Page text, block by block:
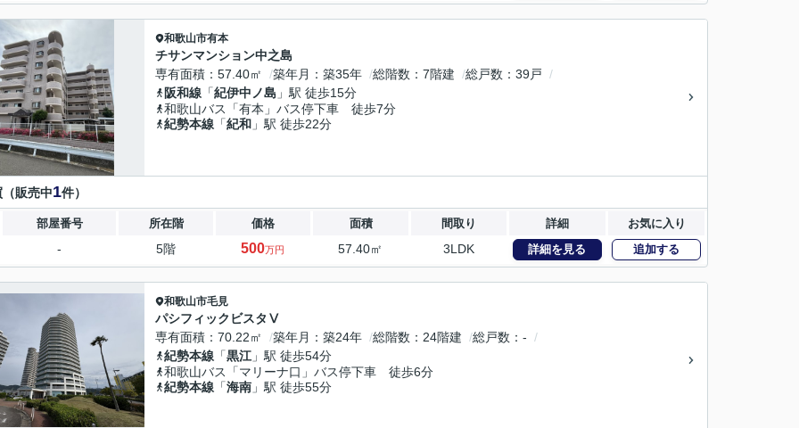
和歌山市有本
チサンマンション中之島
専有面積
57.40㎡ 築年月 築35年 総階数 7階建 総戸数
39戸
阪和線 「紀伊中ノ島 」駅 徒歩15分
和歌山バス「有本」バス停下車 徒歩7分
紀勢本線 「紀和 」駅 徒歩22分
販売中1件）
部屋番号 所在階 価格 面積 間取り 詳細 お気に入り
- 5階 500万円 57.40㎡ 3LDK 詳細を見る 追加する
和歌山市毛見
パシフィックビスタⅤ
専有面積
70.22㎡ 築年月 築24年 総階数 24階建 総戸数
-
紀勢本線 「黒江 」駅 徒歩54分
和歌山バス「マリーナ口」バス停下車 徒歩6分
紀勢本線 「海南 」駅 徒歩55分